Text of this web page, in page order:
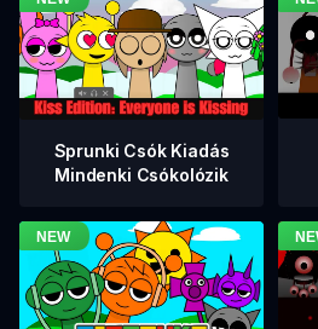
Sprunki Csók Kiadás
Mindenki Csókolózik